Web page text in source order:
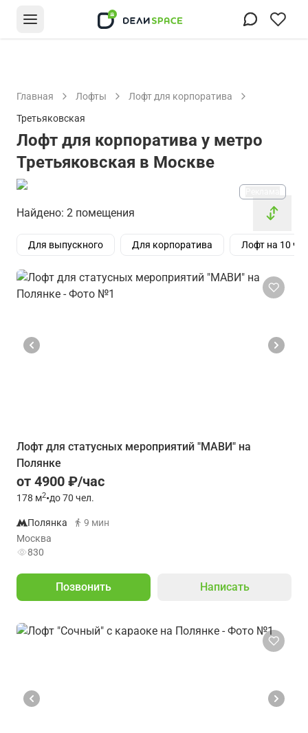
Главная Лофты
Лофт для корпоратива
Третьяковская
Лофт для корпоратива у метро
Третьяковская в Москве
Найдено: 2 помещения
Для выпускного Для корпоратива Лофт на 10
Лофт для статусных мероприятий "МАВИ" на
Полянке
от 4900 ₽/час
178 м2•до 70 чел.
Полянка
9 мин
Москва
830
Позвонить Написать